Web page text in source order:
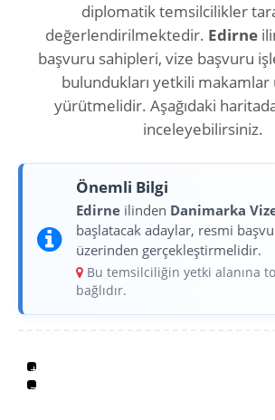
diplomatik temsilcilikler
değerlendirilmektedir. Edirne
başvuru sahipleri, vize başvuru
bulundukları yetkili
yürütmelidir. Aşağıdaki
inceleyebilirsiniz.
Önemli Bilgi
Edirne ilinden Danimarka
başlatacak adaylar, resmi
üzerinden gerçekleştirmelidir.
Bu temsilciliğin yetki alanına
bağlıdır.
+
−